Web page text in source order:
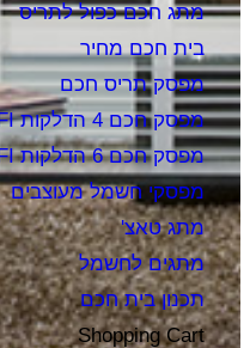
מתג חכם כפול לתריס
בית חכם מחיר
מפסק תריס חכם
מפסק חכם 4 הדלקות WIFI
מפסק חכם 6 הדלקות WIFI
מפסקי חשמל מעוצבים
מתג טאצ'
מתגים לחשמל
תכנון בית חכם
Shopping Cart